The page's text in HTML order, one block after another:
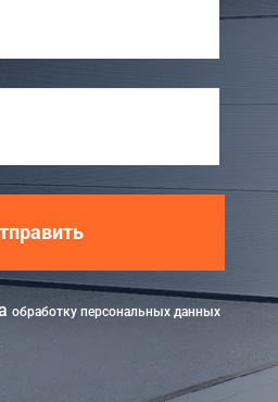
обработку персональных данных